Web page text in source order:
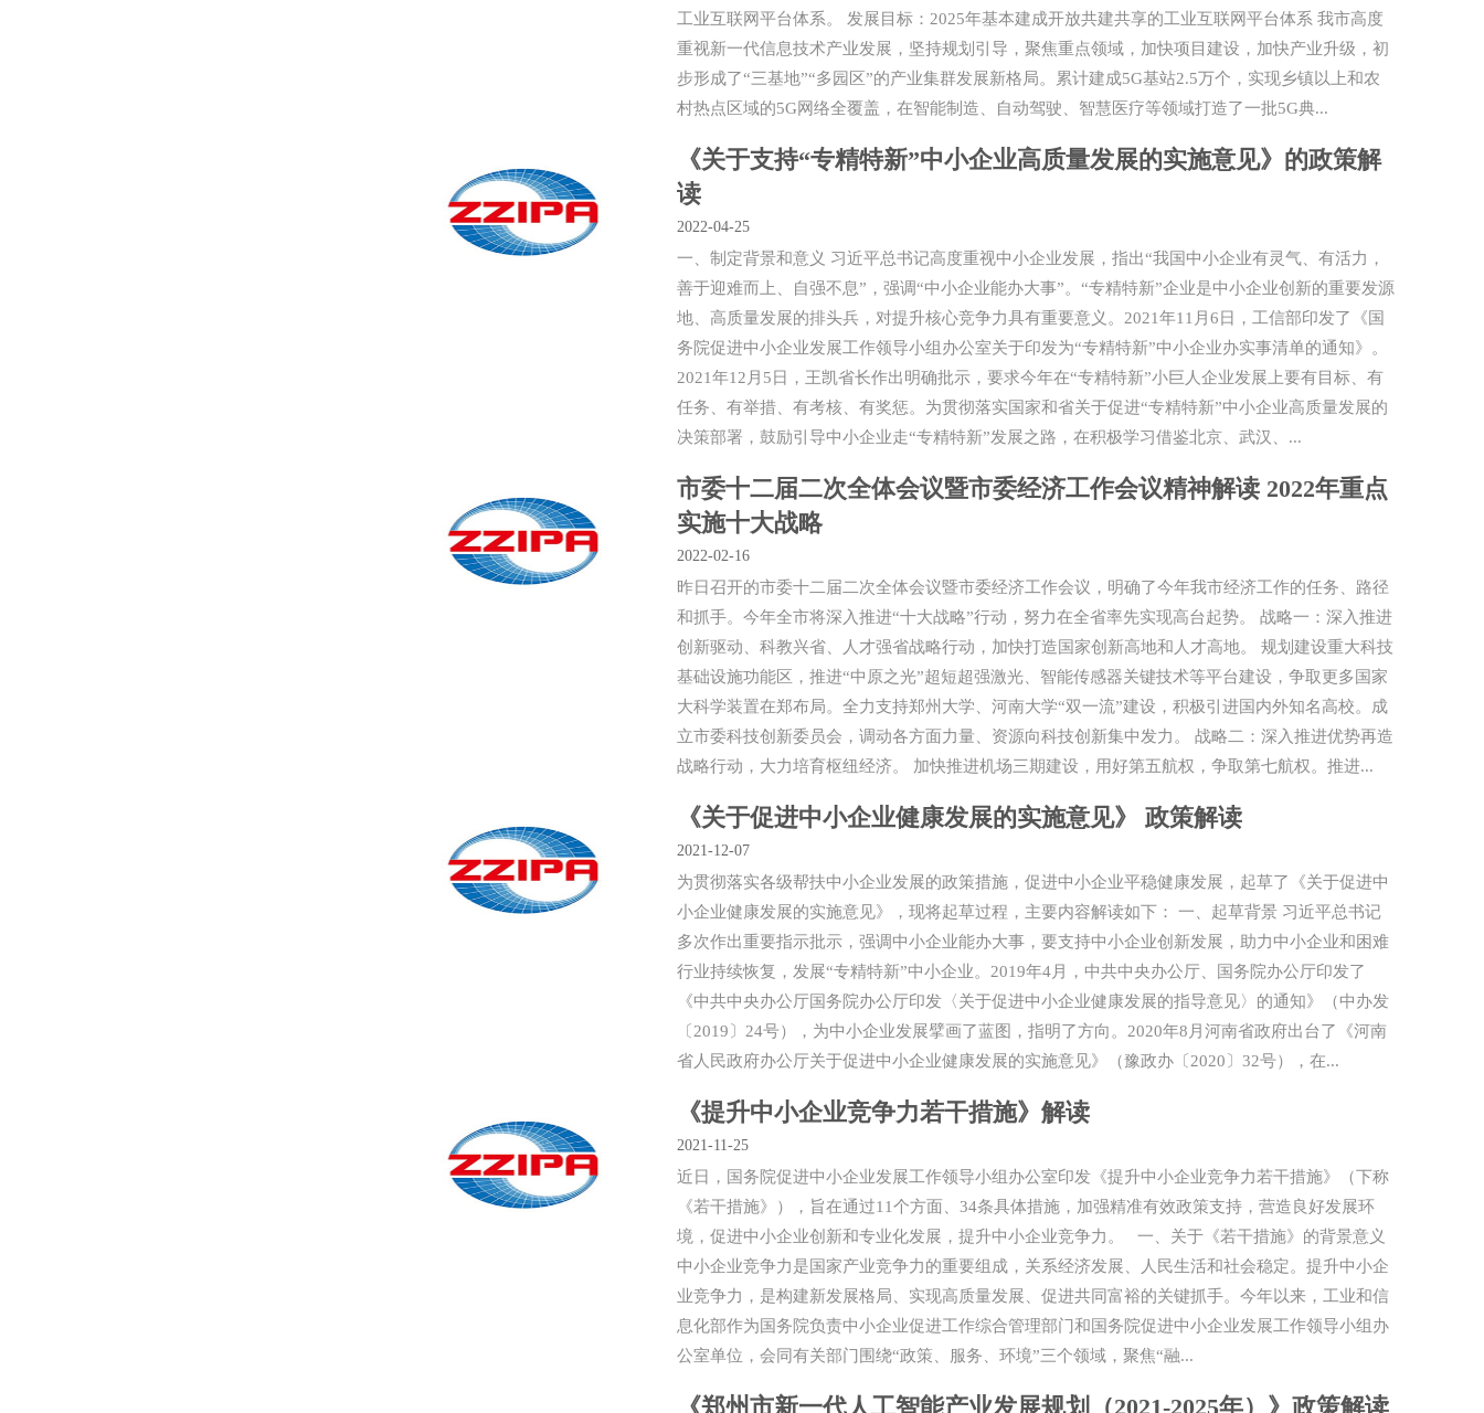
工业互联网平台体系。 发展目标：2025年基本建成开放共建共享的工业互联网平台体系 我市高度
重视新一代信息技术产业发展，坚持规划引导，聚焦重点领域，加快项目建设，加快产业升级，初
步形成了“三基地”“多园区”的产业集群发展新格局。累计建成5G基站2.5万个，实现乡镇以上和农
村热点区域的5G网络全覆盖，在智能制造、自动驾驶、智慧医疗等领域打造了一批5G典...
《关于支持“专精特新”中小企业高质量发展的实施意见》的政策解
读
2022-04-25
一、制定背景和意义 习近平总书记高度重视中小企业发展，指出“我国中小企业有灵气、有活力，
善于迎难而上、自强不息”，强调“中小企业能办大事”。“专精特新”企业是中小企业创新的重要发源
地、高质量发展的排头兵，对提升核心竞争力具有重要意义。2021年11月6日，工信部印发了《国
务院促进中小企业发展工作领导小组办公室关于印发为“专精特新”中小企业办实事清单的通知》。
2021年12月5日，王凯省长作出明确批示，要求今年在“专精特新”小巨人企业发展上要有目标、有
任务、有举措、有考核、有奖惩。为贯彻落实国家和省关于促进“专精特新”中小企业高质量发展的
决策部署，鼓励引导中小企业走“专精特新”发展之路，在积极学习借鉴北京、武汉、...
市委十二届二次全体会议暨市委经济工作会议精神解读 2022年重点
实施十大战略
2022-02-16
昨日召开的市委十二届二次全体会议暨市委经济工作会议，明确了今年我市经济工作的任务、路径
和抓手。今年全市将深入推进“十大战略”行动，努力在全省率先实现高台起势。 战略一：深入推进
创新驱动、科教兴省、人才强省战略行动，加快打造国家创新高地和人才高地。 规划建设重大科技
基础设施功能区，推进“中原之光”超短超强激光、智能传感器关键技术等平台建设，争取更多国家
大科学装置在郑布局。全力支持郑州大学、河南大学“双一流”建设，积极引进国内外知名高校。成
立市委科技创新委员会，调动各方面力量、资源向科技创新集中发力。 战略二：深入推进优势再造
战略行动，大力培育枢纽经济。 加快推进机场三期建设，用好第五航权，争取第七航权。推进...
《关于促进中小企业健康发展的实施意见》 政策解读
2021-12-07
为贯彻落实各级帮扶中小企业发展的政策措施，促进中小企业平稳健康发展，起草了《关于促进中
小企业健康发展的实施意见》，现将起草过程，主要内容解读如下： 一、起草背景 习近平总书记
多次作出重要指示批示，强调中小企业能办大事，要支持中小企业创新发展，助力中小企业和困难
行业持续恢复，发展“专精特新”中小企业。2019年4月，中共中央办公厅、国务院办公厅印发了
《中共中央办公厅国务院办公厅印发〈关于促进中小企业健康发展的指导意见〉的通知》（中办发
〔2019〕24号），为中小企业发展擘画了蓝图，指明了方向。2020年8月河南省政府出台了《河南
省人民政府办公厅关于促进中小企业健康发展的实施意见》（豫政办〔2020〕32号），在...
《提升中小企业竞争力若干措施》解读
2021-11-25
近日，国务院促进中小企业发展工作领导小组办公室印发《提升中小企业竞争力若干措施》（下称
《若干措施》），旨在通过11个方面、34条具体措施，加强精准有效政策支持，营造良好发展环
境，促进中小企业创新和专业化发展，提升中小企业竞争力。 一、关于《若干措施》的背景意义
中小企业竞争力是国家产业竞争力的重要组成，关系经济发展、人民生活和社会稳定。提升中小企
业竞争力，是构建新发展格局、实现高质量发展、促进共同富裕的关键抓手。今年以来，工业和信
息化部作为国务院负责中小企业促进工作综合管理部门和国务院促进中小企业发展工作领导小组办
公室单位，会同有关部门围绕“政策、服务、环境”三个领域，聚焦“融...
《郑州市新一代人工智能产业发展规划（2021-2025年）》政策解读